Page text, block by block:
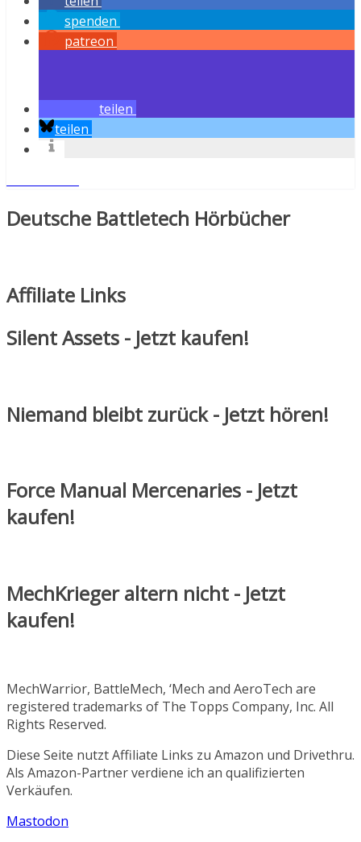
spenden
patreon
teilen
teilen
Deutsche Battletech Hörbücher
Affiliate Links
Silent Assets - Jetzt kaufen!
Niemand bleibt zurück - Jetzt hören!
Force Manual Mercenaries - Jetzt
kaufen!
MechKrieger altern nicht - Jetzt
kaufen!
MechWarrior, BattleMech, ‘Mech and AeroTech are
registered trademarks of The Topps Company, Inc. All
Rights Reserved.
Diese Seite nutzt Affiliate Links zu Amazon und Drivethru.
Als Amazon-Partner verdiene ich an qualifizierten
Verkäufen.
Mastodon